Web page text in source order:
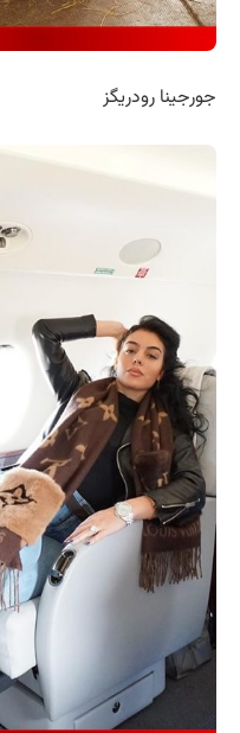
جورجینا رودریگز